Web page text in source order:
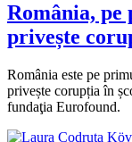
România, pe
privește
România este pe
privește corupția în
fundaţia Eurofound.